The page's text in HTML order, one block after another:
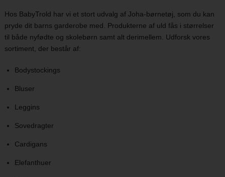
Hos BabyTrold har vi et stort udvalg af Joha-børnetøj, som du kan
pryde dit barns garderobe med. Produkterne af uld fås i størrelser
til både nyfødte og skolebørn samt alt derimellem. Udforsk vores
sortiment, der består af:
Bodystockings
Bluser
Leggins
Sovedragter
Cardigans
Elefanthuer